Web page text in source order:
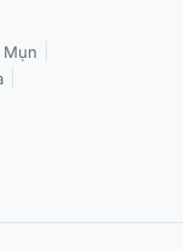
Mụn